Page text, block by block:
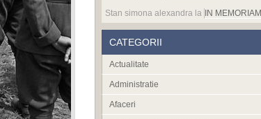
Stan simona alexandra la IN MEMORIAM
CATEGORII
Actualitate
Administratie
Afaceri